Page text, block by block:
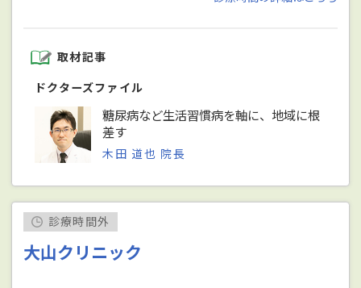
取材記事
ドクターズファイル
糖尿病など生活習慣病を軸に、地域に根
差す
木田 道也 院長
診療時間外
大山クリニック